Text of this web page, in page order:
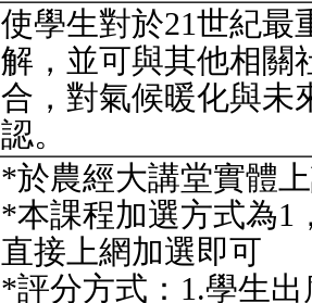
使學生對於21世紀最
解，並可與其他相關
合，對氣候暖化與未
認。
*於農經大講堂實體
*本課程加選方式為1
直接上網加選即可
*評分方式：1.學生